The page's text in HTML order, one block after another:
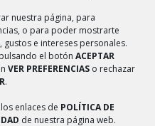
nuestra página, para
o para poder mostrarte
e intereses personales.
el botón ACEPTAR
VER PREFERENCIAS o rechazar
.
enlaces de POLÍTICA DE
de nuestra página web.